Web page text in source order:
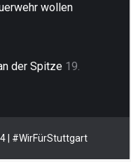
wollen
der Spitze 19.
| #WirFürStuttgart